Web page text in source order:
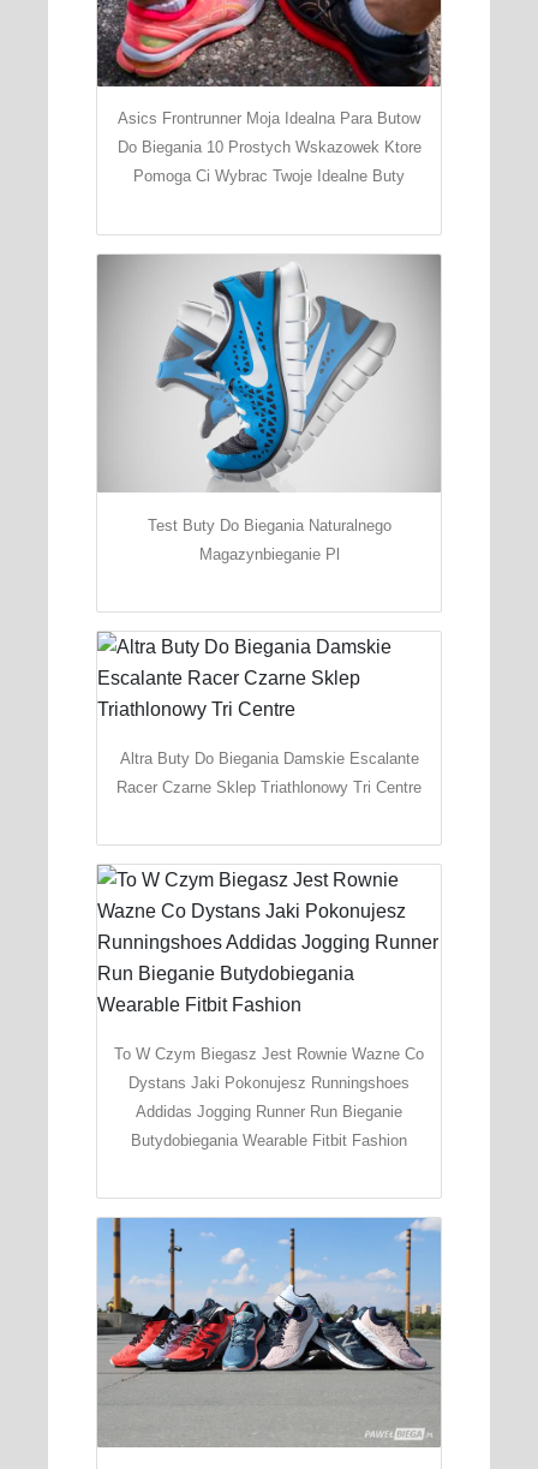
Asics Frontrunner Moja Idealna Para Butow
Do Biegania 10 Prostych Wskazowek Ktore
Pomoga Ci Wybrac Twoje Idealne Buty
Test Buty Do Biegania Naturalnego
Magazynbieganie Pl
Altra Buty Do Biegania Damskie Escalante
Racer Czarne Sklep Triathlonowy Tri Centre
To W Czym Biegasz Jest Rownie Wazne Co
Dystans Jaki Pokonujesz Runningshoes
Addidas Jogging Runner Run Bieganie
Butydobiegania Wearable Fitbit Fashion